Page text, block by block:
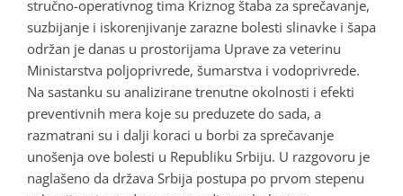
stručno-operativnog tima Kriznog štaba za sprečavanje,
suzbijanje i iskorenjivanje zarazne bolesti slinavke i šapa
održan je danas u prostorijama Uprave za veterinu
Ministarstva poljoprivrede, šumarstva i vodoprivrede.
Na sastanku su analizirane trenutne okolnosti i efekti
preventivnih mera koje su preduzete do sada, a
razmatrani su i dalji koraci u borbi za sprečavanje
unošenja ove bolesti u Republiku Srbiju. U razgovoru je
naglašeno da država Srbija postupa po prvom stepenu